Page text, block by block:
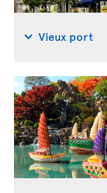
Vieux port